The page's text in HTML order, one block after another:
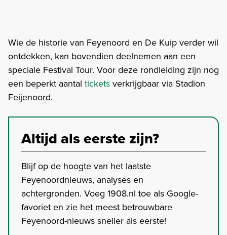
Wie de historie van Feyenoord en De Kuip verder wil
ontdekken, kan bovendien deelnemen aan een
speciale Festival Tour. Voor deze rondleiding zijn nog
een beperkt aantal ticketsverkrijgbaar via Stadion
Feijenoord.
Altijd als eerste zijn?
Blijf op de hoogte van het laatste
Feyenoordnieuws, analyses en
achtergronden. Voeg 1908.nl toe als Google-
favoriet en zie het meest betrouwbare
Feyenoord-nieuws sneller als eerste!